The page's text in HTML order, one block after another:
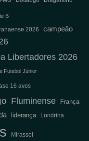
B
2026 campeão
Libertadores 2026
Futebol Júnior
16 avos
Fluminense França
liderança Londrina
Mirassol